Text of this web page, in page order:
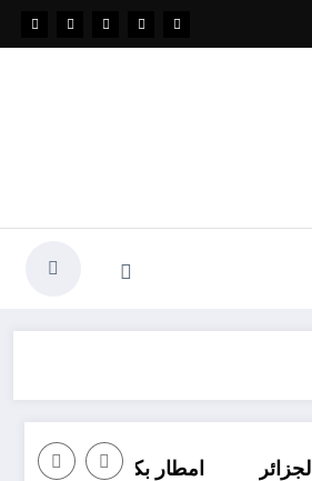
امطار بكميات كبيرة جدا متوقعة في